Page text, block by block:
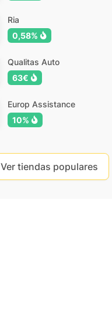
Ria
0,58%
Qualitas Auto
63€
Europ Assistance
10%
Ver tiendas populares